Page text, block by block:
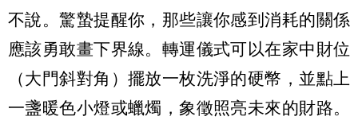
不說。驚蟄提醒你，那些讓你感到消耗的關係
應該勇敢畫下界線。轉運儀式可以在家中財位
（大門斜對角）擺放一枚洗淨的硬幣，並點上
一盞暖色小燈或蠟燭，象徵照亮未來的財路。